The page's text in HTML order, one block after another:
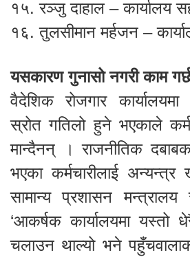
१५. रञ्जु दाहाल – कार्यालय
१६. तुलसीमान मर्हजन –
यसकारण गुनासो नगरी काम
वैदेशिक रोजगार
स्रोत गतिलो हुने भएकाले
मान्दैनन् । राजनीतिक
भएका कर्मचारीलाई
सामान्य प्रशासन
‘आकर्षक कार्यालयमा यस्तो
चलाउन थाल्यो भने